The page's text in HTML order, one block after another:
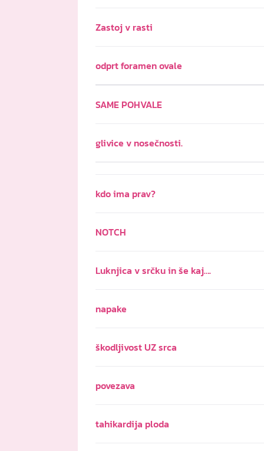
Zastoj v rasti
odprt foramen ovale
SAME POHVALE
glivice v nosečnosti.
kdo ima prav?
NOTCH
Luknjica v srčku in še kaj….
napake
škodljivost UZ srca
povezava
tahikardija ploda